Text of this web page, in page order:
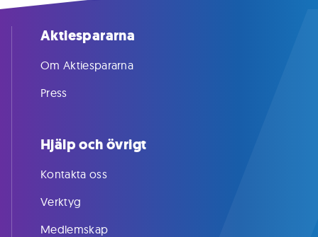
Aktiespararna
Om Aktiespararna
Press
Hjälp och övrigt
Kontakta oss
Verktyg
Medlemskap